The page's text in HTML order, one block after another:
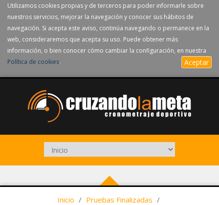
Utilizamos cookies propias y de terceros para poder informarle sobre
nuestros servicios, mejorar la navegación y conocer sus hábitos de
navegación. Si acepta este aviso, continúa navegando o permanece en la
web, consideraremos que acepta su uso. Puede obtener más
información, o bien conocer cómo cambiar la configuración, en nuestra
Política de cookies. Aceptar
Inicio / Pruebas Finalizadas /